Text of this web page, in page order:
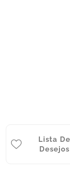
Lista De
Desejos